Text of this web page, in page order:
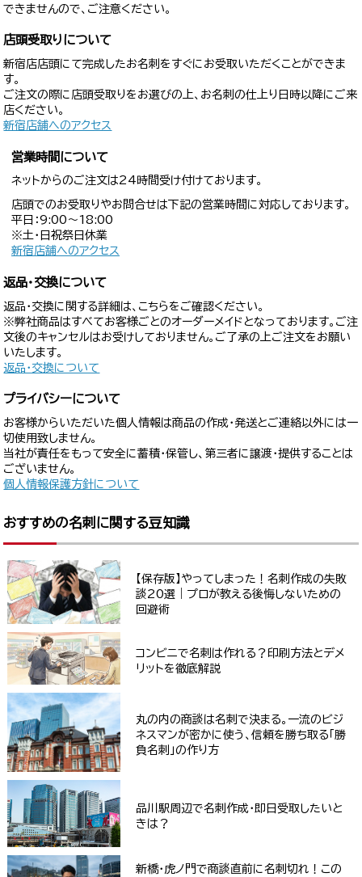
できませんので、ご注意ください。
店頭受取りについて
新宿店店頭にて完成したお名刺をすぐにお受取いただくことができま
す。
ご注文の際に店頭受取りをお選びの上、お名刺の仕上り日時以降にご来
店ください。
新宿店舗へのアクセス
営業時間について
ネットからのご注文は24時間受け付けております。
店頭でのお受取りやお問合せは下記の営業時間に対応しております。
平日：9:00〜18:00
※土・日祝祭日休業
新宿店舗へのアクセス
返品・交換について
返品・交換に関する詳細は、こちらをご確認ください。
※弊社商品はすべてお客様ごとのオーダーメイドとなっております。ご注
文後のキャンセルはお受けしておりません。ご了承の上ご注文をお願い
いたします。
返品・交換について
プライバシーについて
お客様からいただいた個人情報は商品の作成・発送とご連絡以外には一
切使用致しません。
当社が責任をもって安全に蓄積・保管し、第三者に譲渡・提供することは
ございません。
個人情報保護方針について
おすすめの名刺に関する豆知識
【保存版】やってしまった！名刺作成の失敗
談20選｜プロが教える後悔しないための
回避術
コンビニで名刺は作れる？印刷方法とデメ
リットを徹底解説
丸の内の商談は名刺で決まる。一流のビジ
ネスマンが密かに使う、信頼を勝ち取る「勝
負名刺」の作り方
品川駅周辺で名刺作成・即日受取したいと
きは？
新橋・虎ノ門で商談直前に名刺切れ！この